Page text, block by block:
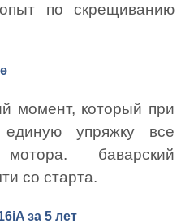
по скрещиванию
момент, который при
упряжку все
баварский
со старта.
за 5 лет